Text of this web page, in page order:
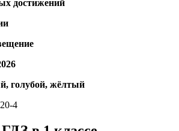
достижений
голубой, жёлтый
4